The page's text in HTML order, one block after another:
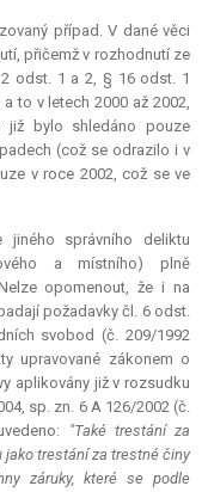
případ. V dané věci
přičemž v rozhodnutí ze
odst. 1 a 2, § 16 odst. 1
to v letech 2000 až 2002,
již bylo shledáno pouze
(což se odrazilo i v
v roce 2002, což se ve
jiného správního deliktu
a místního) plně
opomenout, že i na
požadavky čl. 6 odst.
svobod (č. 209/1992
upravované zákonem o
aplikovány již v rozsudku
sp. zn. 6 A 126/2002 (č.
"Také trestání za
trestání za trestné činy
záruky, které se podle